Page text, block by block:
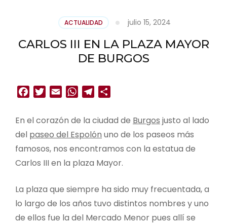
ACTUALIDAD julio 15, 2024
CARLOS III EN LA PLAZA MAYOR
DE BURGOS
Facebook
Twitter
Email WhatsAppTelegram
En el corazón de la ciudad de Burgos justo al lado
del paseo del Espolón uno de los paseos más
famosos, nos encontramos con la estatua de
Carlos III en la plaza Mayor.
La plaza que siempre ha sido muy frecuentada, a
lo largo de los años tuvo distintos nombres y uno
de ellos fue la del Mercado Menor pues allí se